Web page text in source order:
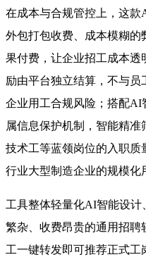
在成本与合规管控上，这
外包打包收费、成本模糊
果付费，让企业招工成本透
励由平台独立结算，不与
企业用工合规风险；搭配AI
属信息保护机制，智能精准
技术工等蓝领岗位的入职质
行业大型制造企业的规模化
工具整体轻量化AI智能设
繁杂、收费昂贵的通用招聘
工一键转发即可推荐正式